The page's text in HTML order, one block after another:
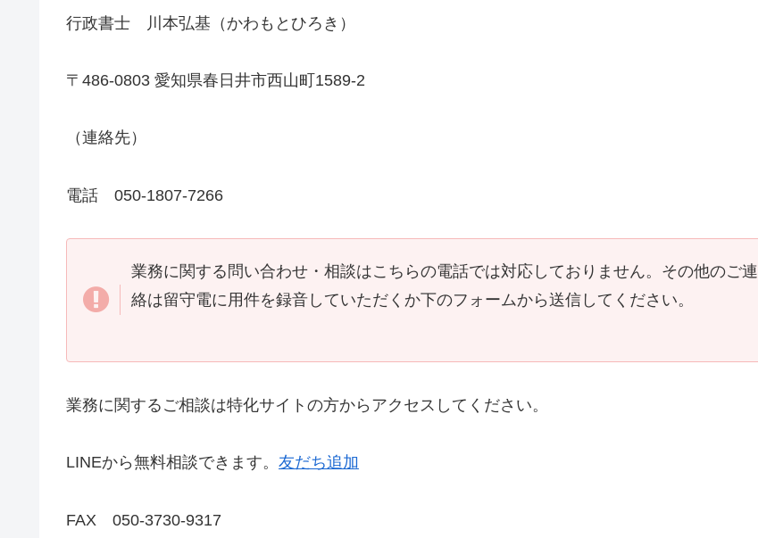
行政書士 川本弘基（かわもとひろき）
〒486-0803 愛知県春日井市西山町1589-2
（連絡先）
電話 050-1807-7266
業務に関する問い合わせ・相談はこちらの電話では対応しておりません。その他のご連
絡は留守電に用件を録音していただくか下のフォームから送信してください。
業務に関するご相談は特化サイトの方からアクセスしてください。
LINEから無料相談できます。 友だち追加
FAX 050-3730-9317